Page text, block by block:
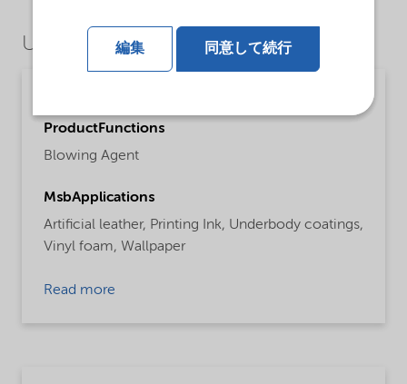
Use Cases
ProductFunctions
Blowing Agent
MsbApplications
Artificial leather, Printing Ink, Underbody coatings,
Vinyl foam, Wallpaper
Read more
編集 同意して続行